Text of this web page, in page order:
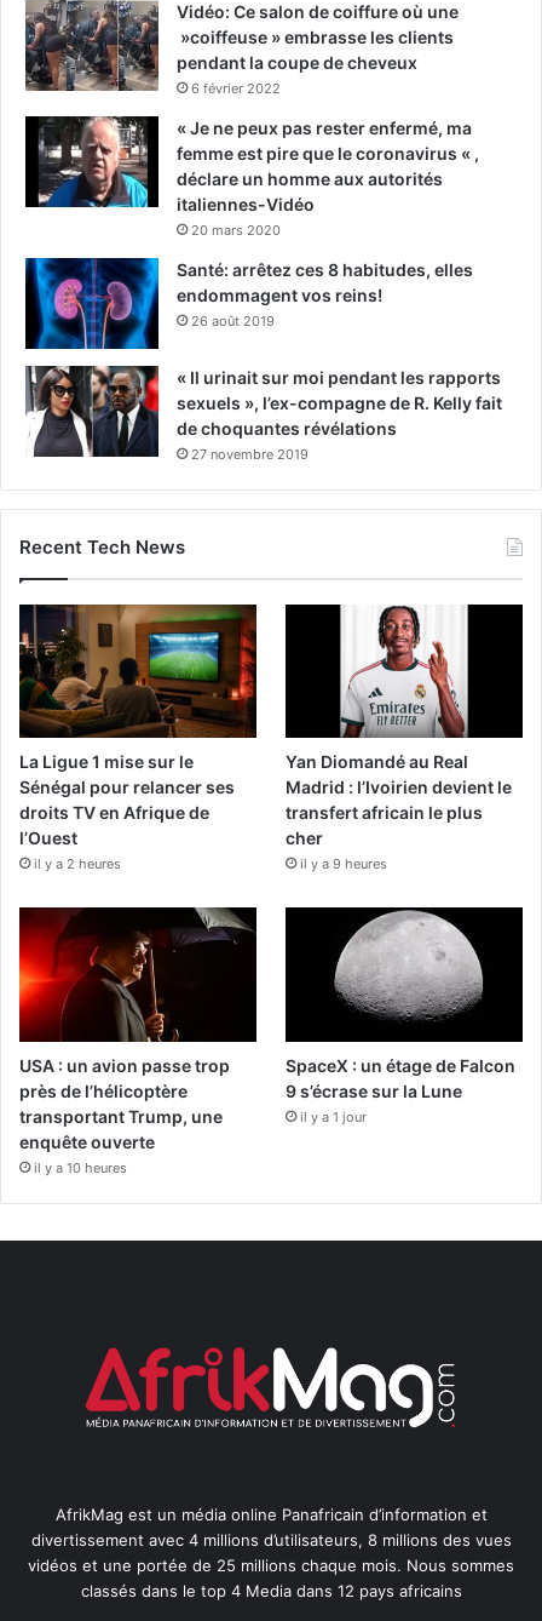
Vidéo: Ce salon de coiffure où une
»coiffeuse » embrasse les clients
pendant la coupe de cheveux
6 février 2022
« Je ne peux pas rester enfermé, ma
femme est pire que le coronavirus « ,
déclare un homme aux autorités
italiennes-Vidéo
20 mars 2020
Santé: arrêtez ces 8 habitudes, elles
endommagent vos reins!
26 août 2019
« Il urinait sur moi pendant les rapports
sexuels », l’ex-compagne de R. Kelly fait
de choquantes révélations
27 novembre 2019
Recent Tech News
La Ligue 1 mise sur le
Sénégal pour relancer ses
droits TV en Afrique de
l’Ouest
il y a 2 heures
Yan Diomandé au Real
Madrid : l’Ivoirien devient le
transfert africain le plus
cher
il y a 9 heures
USA : un avion passe trop
près de l’hélicoptère
transportant Trump, une
enquête ouverte
il y a 10 heures
SpaceX : un étage de Falcon
9 s’écrase sur la Lune
il y a 1 jour
AfrikMag est un média online Panafricain d’information et
divertissement avec 4 millions d’utilisateurs, 8 millions des vues
vidéos et une portée de 25 millions chaque mois. Nous sommes
classés dans le top 4 Media dans 12 pays africains